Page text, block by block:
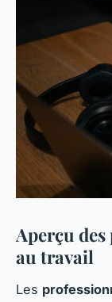
Aperçu
au travail
Les